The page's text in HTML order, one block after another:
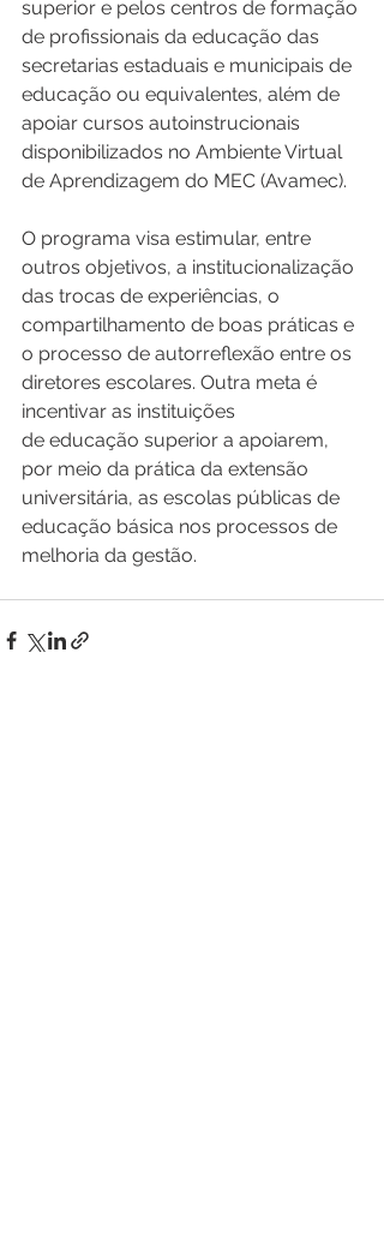
superior e pelos centros de formação
de profissionais da educação das
secretarias estaduais e municipais de
educação ou equivalentes, além de
apoiar cursos autoinstrucionais
disponibilizados no Ambiente Virtual
de Aprendizagem do MEC (Avamec).
O programa visa estimular, entre
outros objetivos, a institucionalização
das trocas de experiências, o
compartilhamento de boas práticas e
o processo de autorreflexão entre os
diretores escolares. Outra meta é
incentivar as instituições
de educação superior a apoiarem,
por meio da prática da extensão
universitária, as escolas públicas de
educação básica nos processos de
melhoria da gestão.